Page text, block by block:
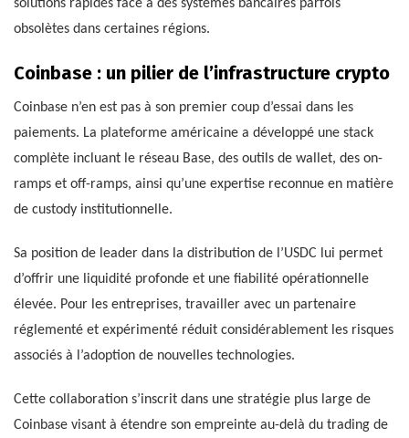
solutions rapides face à des systèmes bancaires parfois
obsolètes dans certaines régions.
Coinbase : un pilier de l’infrastructure crypto
Coinbase n’en est pas à son premier coup d’essai dans les
paiements. La plateforme américaine a développé une stack
complète incluant le réseau Base, des outils de wallet, des on-
ramps et off-ramps, ainsi qu’une expertise reconnue en matière
de custody institutionnelle.
Sa position de leader dans la distribution de l’USDC lui permet
d’offrir une liquidité profonde et une fiabilité opérationnelle
élevée. Pour les entreprises, travailler avec un partenaire
réglementé et expérimenté réduit considérablement les risques
associés à l’adoption de nouvelles technologies.
Cette collaboration s’inscrit dans une stratégie plus large de
Coinbase visant à étendre son empreinte au-delà du trading de